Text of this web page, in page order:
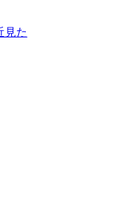
見た